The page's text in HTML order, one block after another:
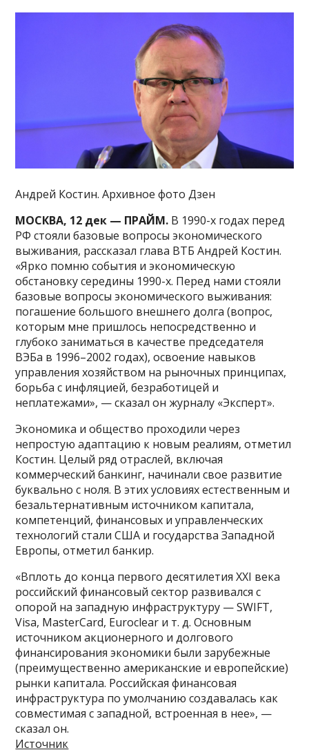
Андрей Костин. Архивное фото Дзен
МОСКВА, 12 дек — ПРАЙМ. В 1990-х годах перед
РФ стояли базовые вопросы экономического
выживания, рассказал глава ВТБ Андрей Костин.
«Ярко помню события и экономическую
обстановку середины 1990-х. Перед нами стояли
базовые вопросы экономического выживания:
погашение большого внешнего долга (вопрос,
которым мне пришлось непосредственно и
глубоко заниматься в качестве председателя
ВЭБа в 1996–2002 годах), освоение навыков
управления хозяйством на рыночных принципах,
борьба с инфляцией, безработицей и
неплатежами», — сказал он журналу «Эксперт».
Экономика и общество проходили через
непростую адаптацию к новым реалиям, отметил
Костин. Целый ряд отраслей, включая
коммерческий банкинг, начинали свое развитие
буквально с ноля. В этих условиях естественным и
безальтернативным источником капитала,
компетенций, финансовых и управленческих
технологий стали США и государства Западной
Европы, отметил банкир.
«Вплоть до конца первого десятилетия XXI века
российский финансовый сектор развивался с
опорой на западную инфраструктуру — SWIFT,
Visa, MasterCard, Euroclear и т. д. Основным
источником акционерного и долгового
финансирования экономики были зарубежные
(преимущественно американские и европейские)
рынки капитала. Российская финансовая
инфраструктура по умолчанию создавалась как
совместимая с западной, встроенная в нее», —
сказал он.
Источник